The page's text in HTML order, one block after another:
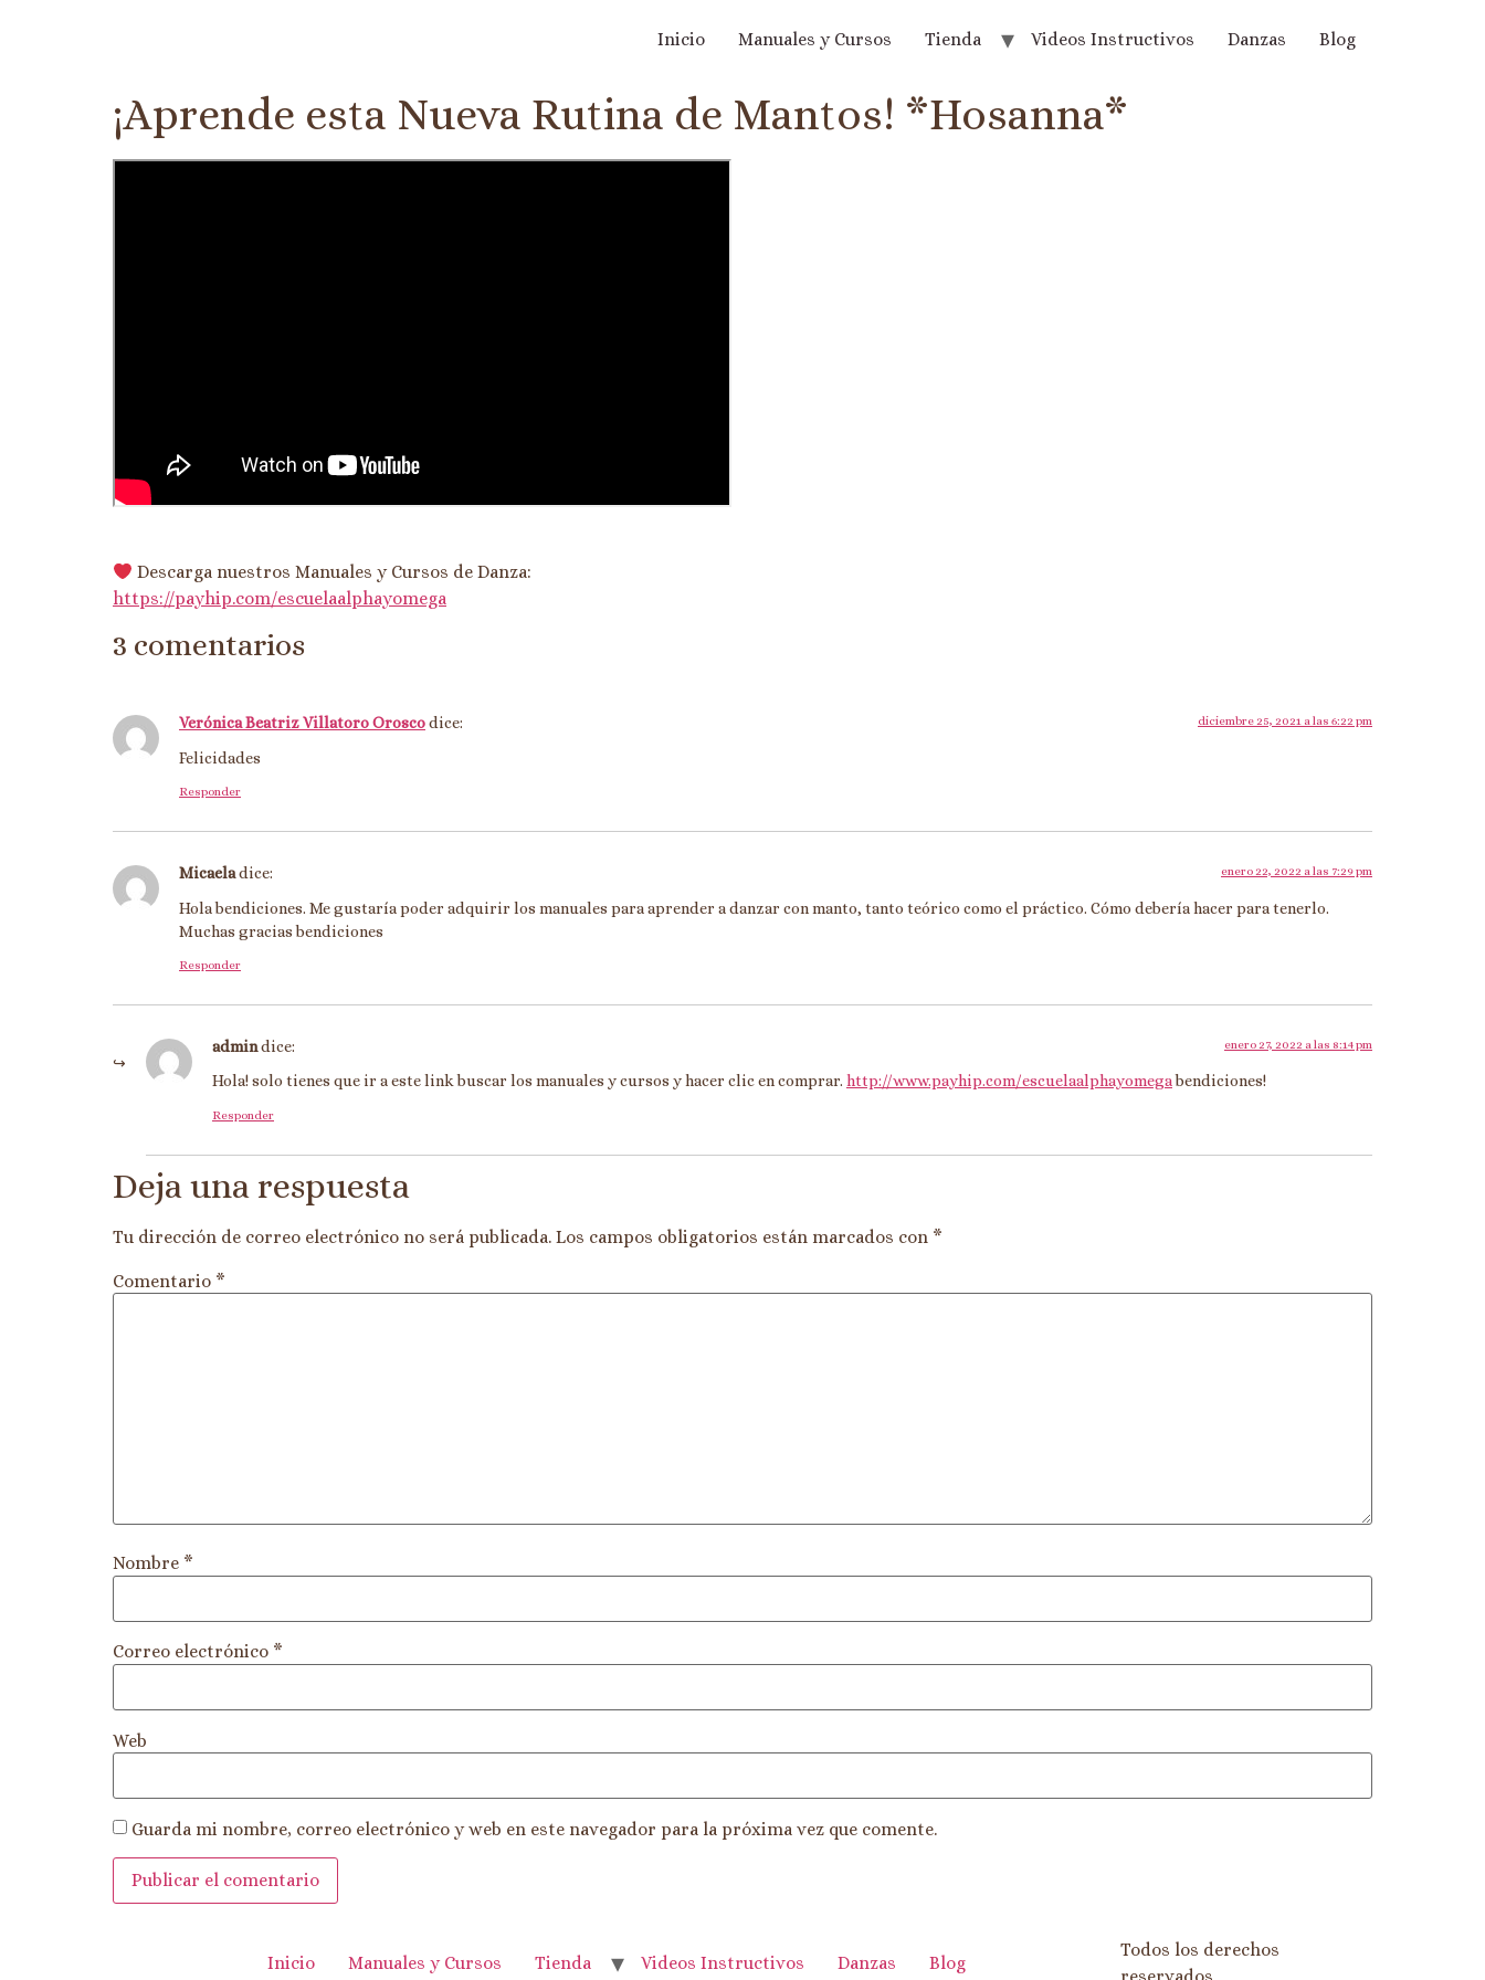
Inicio Manuales y Cursos Tienda Videos Instructivos Danzas Blog
¡Aprende esta Nueva Rutina de Mantos! *Hosanna*
Descarga nuestros Manuales y Cursos de Danza:
https://payhip.com/escuelaalphayomega
3 comentarios
Verónica Beatriz Villatoro Oroscodice: diciembre 25, 2021 a las 6:22 pm
Felicidades
Responder
Micaeladice: enero 22, 2022 a las 7:29 pm
Hola bendiciones. Me gustaría poder adquirir los manuales para aprender a danzar con manto, tanto teórico como el práctico. Cómo debería hacer para tenerlo.
Muchas gracias bendiciones
Responder
admindice: enero 27, 2022 a las 8:14 pm
Hola! solo tienes que ir a este link buscar los manuales y cursos y hacer clic en comprar. http://www.payhip.com/escuelaalphayomegabendiciones!
Responder
Deja una respuesta
Tu dirección de correo electrónico no será publicada. Los campos obligatorios están marcados con *
Comentario *
Nombre *
Correo electrónico *
Web
Guarda mi nombre, correo electrónico y web en este navegador para la próxima vez que comente.
Inicio Manuales y Cursos Tienda Videos Instructivos Danzas Blog
Todos los derechos